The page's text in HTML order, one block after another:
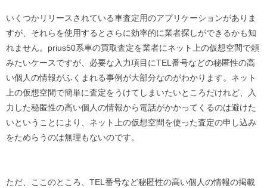
いくつかリリースされている車査定用のアプリケーションがありま
すが、それらを使用するとさらに効率的に業者探しができるかも知
れません。prius50系車の買取査定を業者にネット上の仮想空間で頼
みたいケースですが、必要な入力項目にTEL番号などの秘匿性の高
い個人の情報がふくまれる事例が大部分なのがわかります。ネット
上の仮想空間で簡単に査定をうけてしまいたいところだけれど、入
力した秘匿性の高い個人の情報から電話がかかってくるのは避けた
いということにより、ネット上の仮想空間を使った査定の申し込み
をためらうのは無理もないのです。
ただ、ここのところ、TEL番号など秘匿性の高い個人の情報の掲載